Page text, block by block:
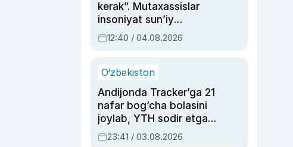
kerak”. Mutaxassislar
insoniyat sun’iy
intellektni boshqara
olmay qolishidan xavotir
12:40 / 04.08.2026
O‘zbekiston
Andijonda Tracker’ga 21
nafar bog‘cha bolasini
joylab, YTH sodir etgan
ayolga sud hukmi o‘qildi
23:41 / 03.08.2026